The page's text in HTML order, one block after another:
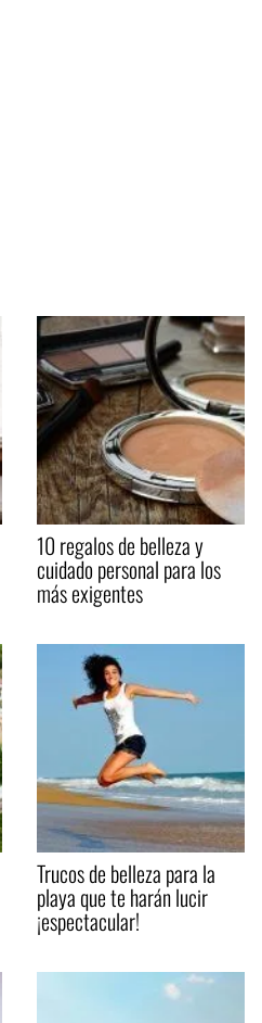
10 regalos de belleza y
cuidado personal para los
más exigentes
Trucos de belleza para la
playa que te harán lucir
¡espectacular!